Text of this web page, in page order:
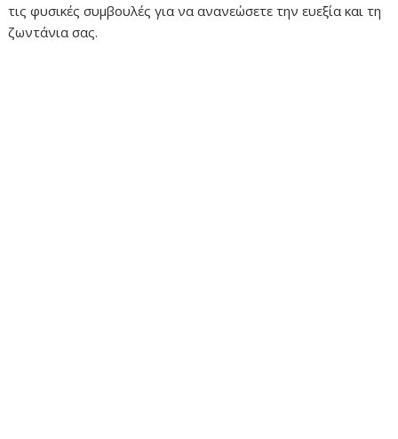
τις φυσικές συμβουλές για να ανανεώσετε την ευεξία και τη
ζωντάνια σας.